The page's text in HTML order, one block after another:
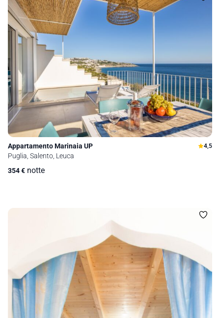
Appartamento Marinaia UP 4,5
Puglia, Salento, Leuca
354€ notte